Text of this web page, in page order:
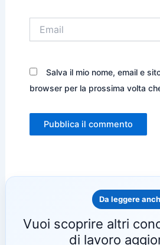
Salva il mio nome, email e
browser per la prossima volta
Da leggere
Vuoi scoprire altri
di lavoro